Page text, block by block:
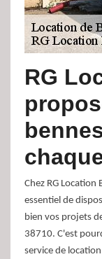
RG
Chez RG
essentiel de
bien vos projets
38710. C'est
service de